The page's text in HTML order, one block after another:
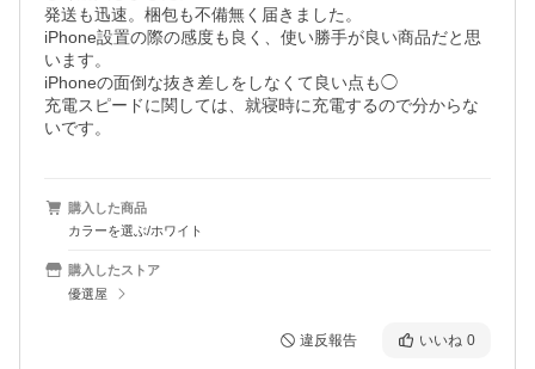
発送も迅速。梱包も不備無く届きました。
iPhone設置の際の感度も良く、使い勝手が良い商品だと思
います。
iPhoneの面倒な抜き差しをしなくて良い点も◯
充電スピードに関しては、就寝時に充電するので分からな
いです。
購入した商品
カラーを選ぶ/ホワイト
購入したストア
優選屋
違反報告 いいね 0